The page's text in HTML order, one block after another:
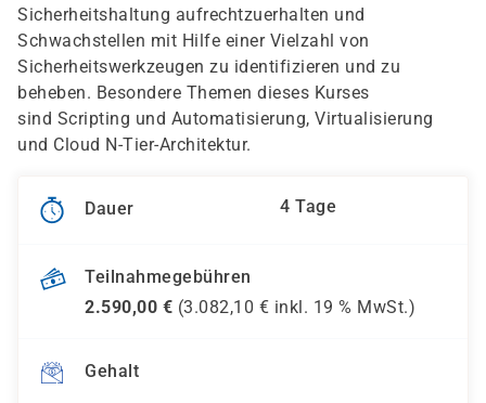
Sicherheitshaltung aufrechtzuerhalten und
Schwachstellen mit Hilfe einer Vielzahl von
Sicherheitswerkzeugen zu identifizieren und zu
beheben. Besondere Themen dieses Kurses
sind Scripting und Automatisierung, Virtualisierung
und Cloud N-Tier-Architektur.
Dauer 4 Tage
Teilnahmegebühren
2.590,00 € (3.082,10 € inkl. 19 % MwSt.)
Gehalt